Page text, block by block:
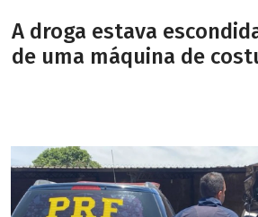
A droga estava
de uma máquina de